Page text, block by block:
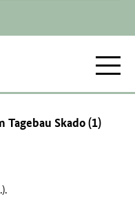
Skado (1)